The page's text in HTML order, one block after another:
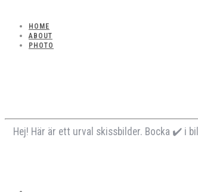
HOME
ABOUT
PHOTO
Hej! Här är ett urval skissbilder. Bocka ✔️ i